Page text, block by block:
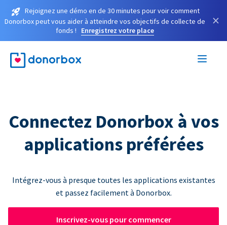
Rejoignez une démo en de 30 minutes pour voir comment
Donorbox peut vous aider à atteindre vos objectifs de collecte de
fonds !
Enregistrez votre place
×
Connectez Donorbox à vos
applications préférées
Intégrez-vous à presque toutes les applications existantes
et passez facilement à Donorbox.
Inscrivez-vous pour commencer